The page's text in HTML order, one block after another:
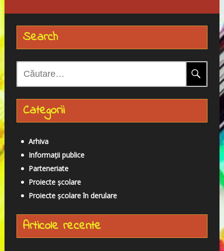
Search
ă
Categorii
Arhiva
Informații publice
Parteneriate
Proiecte școlare
Proiecte școlare în derulare
Articole recente